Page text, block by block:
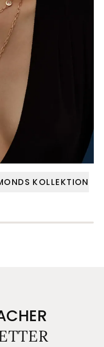
KOLLEKTION